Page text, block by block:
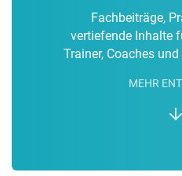
Fachbeiträge,
vertiefende Inhalte
Trainer, Coaches
MEHR